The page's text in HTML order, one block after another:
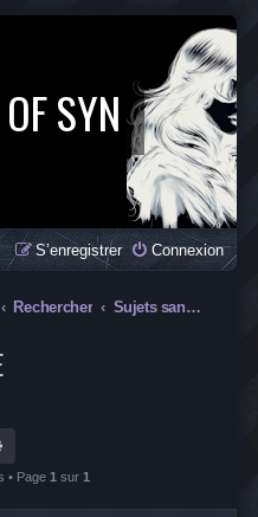
SYN
Connexion
S’enregistrer
Rechercher Sujets sans réponse
• Page 1 sur 1